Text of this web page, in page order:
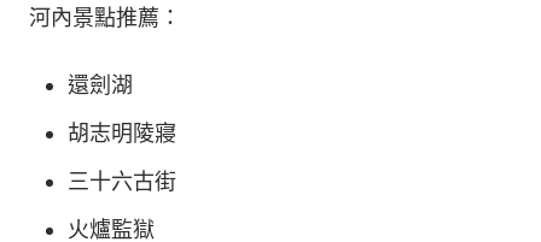
河內景點推薦：
還劍湖
胡志明陵寢
三十六古街
火爐監獄